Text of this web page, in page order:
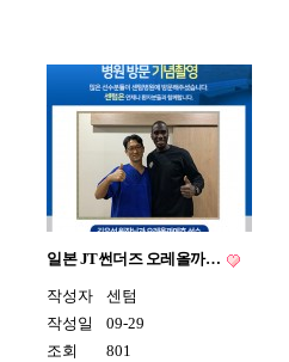
일본 JT썬더즈 오레올까…
작성자
센텀
작성일
09-29
조회
801